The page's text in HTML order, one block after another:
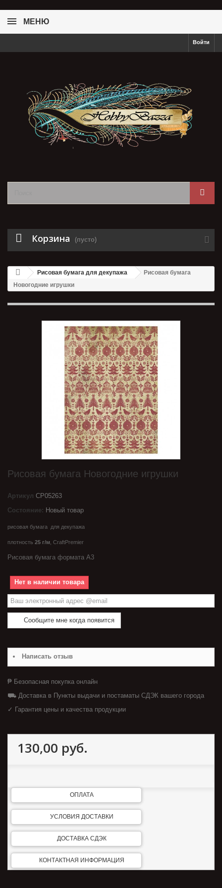
МЕНЮ
Войти
Корзина (пусто)
Рисовая бумага для декупажа
Рисовая бумага
Новогодние игрушки
Рисовая бумага Новогодние игрушки
Артикул CP05263
Состояние: Новый товар
рисовая бумага для декупажа
плотность 25 г/м CraftPremier
Рисовая бумага формата А3
Нет в наличии товара
Сообщите мне когда появится
Написать отзыв
₱ Безопасная покупка онлайн
⛟ Доставка в Пункты выдачи и постаматы СДЭК вашего города
✓ Гарантия цены и качества продукции
130,00 руб.
ОПЛАТА
УСЛОВИЯ ДОСТАВКИ
ДОСТАВКА СДЭК
КОНТАКТНАЯ ИНФОРМАЦИЯ